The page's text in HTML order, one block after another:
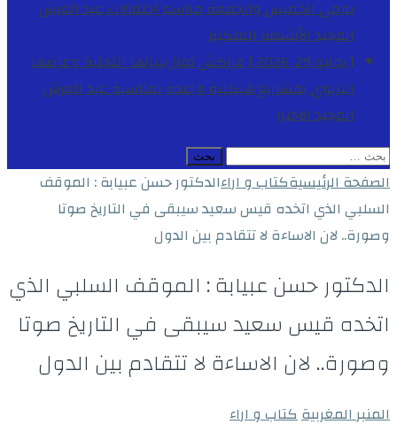
يومي الخميس والجمعة مراسم احتفالات عيد العرش
المجيدالأنشطة الملكية
[ يوليو 29, 2026 ]
مراكش تعزز بنياتها التحتية وعرضها
التربوي بمشاريع هيكلية واعدة بمناسبة عيد العرش
المجيدالاخبار
البحث
عن:
الصفحة الرئيسيةكتاب و اراءالدكتور حسن عبيابة : الموقف
السلبي الذي اتخده قيس سعيد سيبقى في التاريخ صوتا
وصورة.. لان الاساءة لا تتقادم بين الدول
الدكتور حسن عبيابة : الموقف السلبي الذي
اتخده قيس سعيد سيبقى في التاريخ صوتا
وصورة.. لان الاساءة لا تتقادم بين الدول
المنبر المغربيةكتاب و اراء